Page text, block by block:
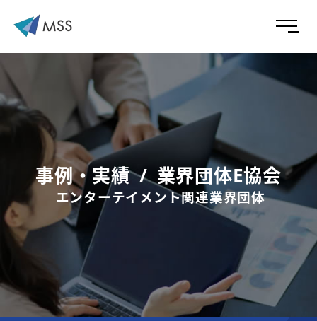
事例・実績 業界団体E協会
エンターテイメント関連業界団体